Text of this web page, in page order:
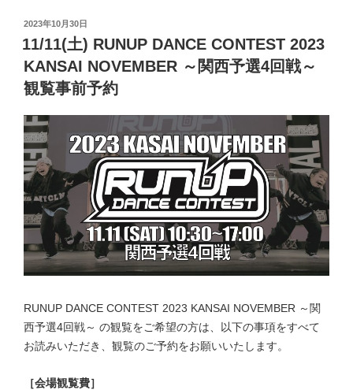
投
稿
日:
2023年10月30日
11/11(土) RUNUP DANCE CONTEST 2023
KANSAI NOVEMBER ～関西予選4回戦～
観覧事前予約
RUNUP DANCE CONTEST 2023 KANSAI NOVEMBER ～関
西予選4回戦～ の観覧をご希望の方は、以下の事項をすべて
お読みいただき、観覧のご予約をお願いいたします。
［会場観覧費］